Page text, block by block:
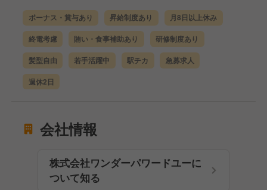
ボーナス・賞与あり 昇給制度あり 月8日以上休み
終電考慮 賄い・食事補助あり 研修制度あり
髪型自由 若手活躍中 駅チカ 急募求人
週休2日
会社情報
株式会社ワンダーパワードユーに
ついて知る